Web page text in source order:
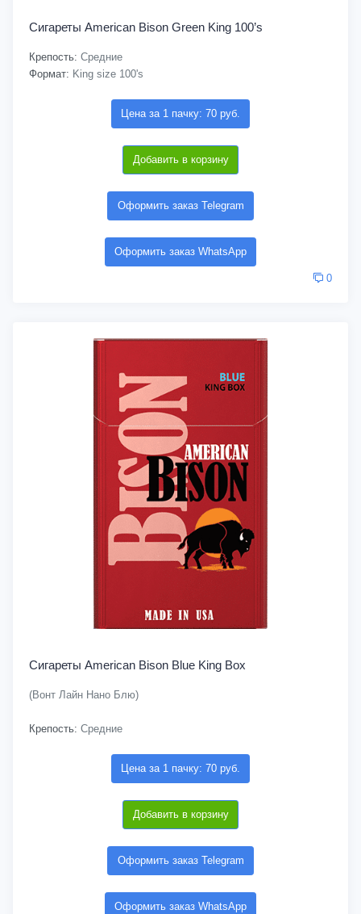
Сигареты American Bison Green King 100’s
Крепость: Средние
Формат: King size 100's
Цена за 1 пачку: 70 руб.
Добавить в корзину
Оформить заказ Telegram
Оформить заказ WhatsApp
0
Сигареты American Bison Blue King Box
(Вонт Лайн Нано Блю)
Крепость: Средние
Цена за 1 пачку: 70 руб.
Добавить в корзину
Оформить заказ Telegram
Оформить заказ WhatsApp